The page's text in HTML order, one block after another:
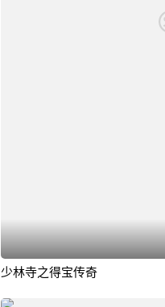
少林寺之得宝传奇